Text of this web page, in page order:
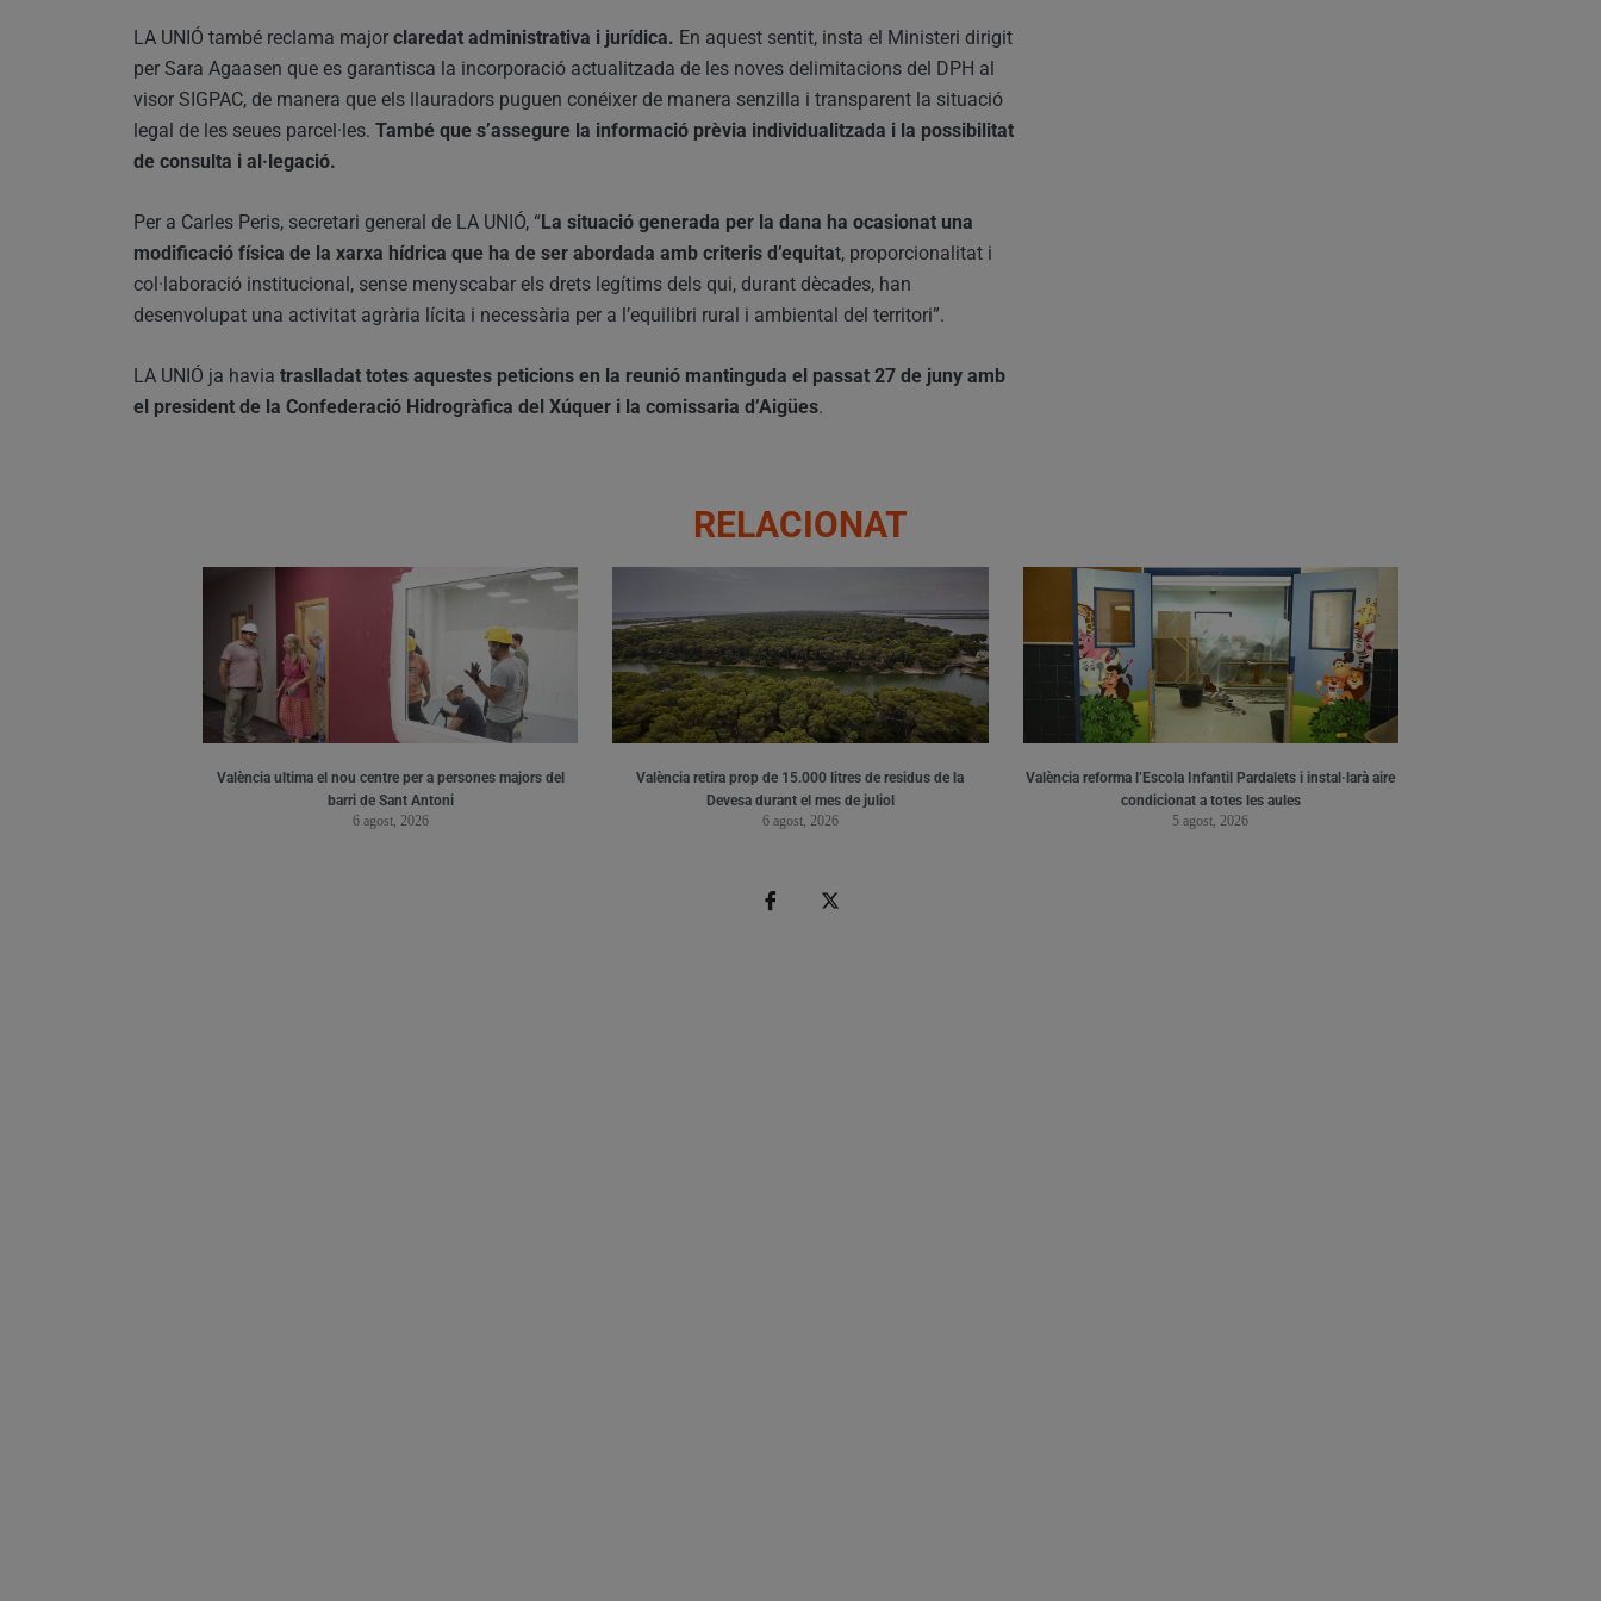
LA UNIÓ també reclama major claredat administrativa i jurídica. En aquest sentit, insta el Ministeri dirigit
per Sara Agaasen que es garantisca la incorporació actualitzada de les noves delimitacions del DPH al
visor SIGPAC, de manera que els llauradors puguen conéixer de manera senzilla i transparent la situació
legal de les seues parcel·les. També que s’assegure la informació prèvia individualitzada i la possibilitat
de consulta i al·legació.
Per a Carles Peris, secretari general de LA UNIÓ, “La situació generada per la dana ha ocasionat una
modificació física de la xarxa hídrica que ha de ser abordada amb criteris d’equitat, proporcionalitat i
col·laboració institucional, sense menyscabar els drets legítims dels qui, durant dècades, han
desenvolupat una activitat agrària lícita i necessària per a l’equilibri rural i ambiental del territori”.
LA UNIÓ ja havia traslladat totes aquestes peticions en la reunió mantinguda el passat 27 de juny amb
el president de la Confederació Hidrogràfica del Xúquer i la comissaria d’Aigües.
RELACIONAT
València ultima el nou centre per a persones majors del
barri de Sant Antoni
6 agost, 2026
València retira prop de 15.000 litres de residus de la
Devesa durant el mes de juliol
6 agost, 2026
València reforma l’Escola Infantil Pardalets i instal·larà aire
condicionat a totes les aules
5 agost, 2026